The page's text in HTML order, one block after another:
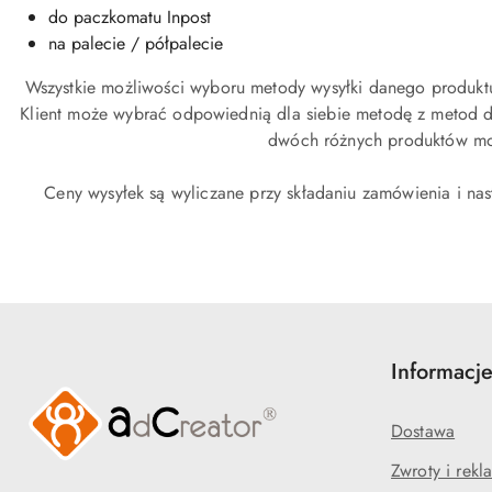
do paczkomatu Inpost
na palecie / półpalecie
Wszystkie możliwości wyboru metody wysyłki danego
Klient może wybrać odpowiednią dla siebie metodę z metod
dwóch różnych produktów
Ceny wysyłek są wyliczane przy składaniu zamówienia i
Informacje
Dostawa
Zwroty i